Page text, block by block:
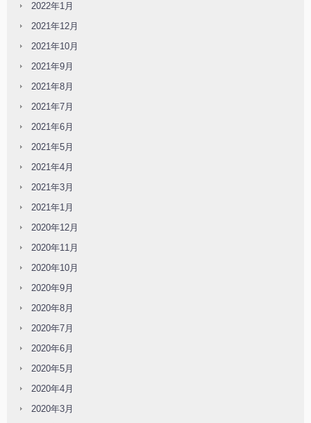
2022年1月
2021年12月
2021年10月
2021年9月
2021年8月
2021年7月
2021年6月
2021年5月
2021年4月
2021年3月
2021年1月
2020年12月
2020年11月
2020年10月
2020年9月
2020年8月
2020年7月
2020年6月
2020年5月
2020年4月
2020年3月